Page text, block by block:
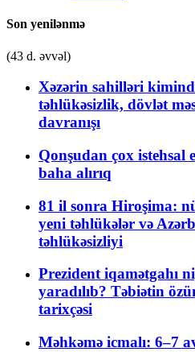
Son yenilənmə
(43 d. əvvəl)
Xəzərin sahilləri
təhlükəsizlik, dövlət
davranışı
Qonşudan çox
baha alırıq
81 il sonra Hiroşima:
yeni təhlükələr və
təhlükəsizliyi
Prezident iqamətgahı
yaradılıb? Təbiətin
tarixçəsi
Məhkəmə icmalı: 6–7